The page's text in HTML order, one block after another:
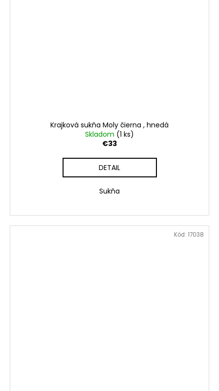
Krajková sukňa Moly čierna , hnedá
Skladom (1 ks)
€33
DETAIL
Sukňa
Kód: 17038